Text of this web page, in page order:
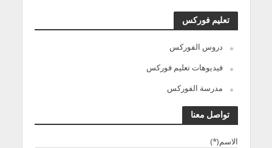
تعليم فوركس
دروس الفوركس
فيديوهات تعليم فوركس
مدرسة الفوركس
تواصل معنا
الاسم(*)